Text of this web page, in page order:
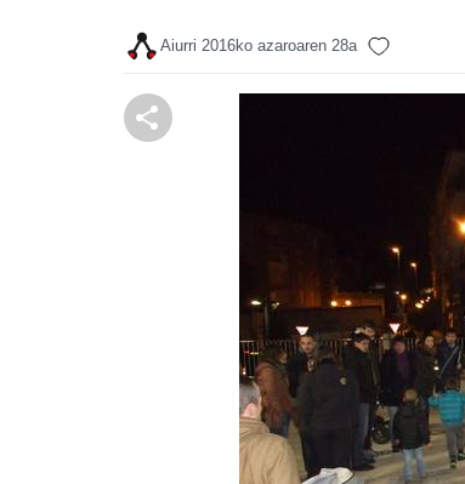
Aiurri 2016ko azaroaren 28a